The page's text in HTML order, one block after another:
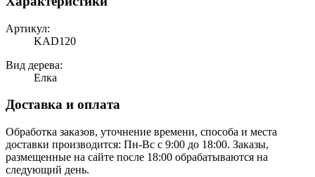
Артикул:
KAD120
Вид дерева:
Елка
Доставка и оплата
Обработка заказов, уточнение времени, способа и места
доставки производится: Пн-Вс с 9:00 до 18:00. Заказы,
размещенные на сайте после 18:00 обрабатываются на
следующий день.